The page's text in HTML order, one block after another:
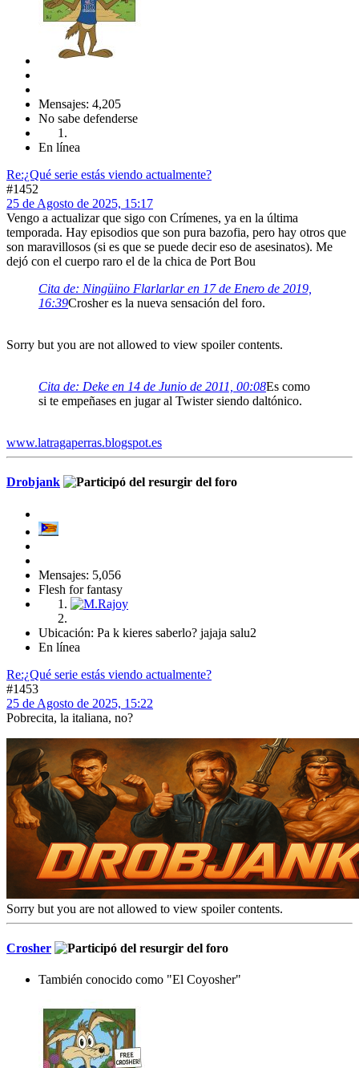
Mensajes: 4,205
No sabe defenderse
En línea
Re:¿Qué serie estás viendo actualmente?
#1452
25 de Agosto de 2025, 15:17
Vengo a actualizar que sigo con Crímenes, ya en la última
temporada. Hay episodios que son pura bazofia, pero hay otros que
son maravillosos (si es que se puede decir eso de asesinatos). Me
dejó con el cuerpo raro el de la chica de Port Bou
Cita de: Ningüino Flarlarlar en 17 de Enero de 2019,
16:39Crosher es la nueva sensación del foro.
Sorry but you are not allowed to view spoiler contents.
Cita de: Deke en 14 de Junio de 2011, 00:08Es como
si te empeñases en jugar al Twister siendo daltónico.
www.latragaperras.blogspot.es
Drobjank
Mensajes: 5,056
Flesh for fantasy
Ubicación: Pa k kieres saberlo? jajaja salu2
En línea
Re:¿Qué serie estás viendo actualmente?
#1453
25 de Agosto de 2025, 15:22
Pobrecita, la italiana, no?
Sorry but you are not allowed to view spoiler contents.
Crosher
También conocido como "El Coyosher"